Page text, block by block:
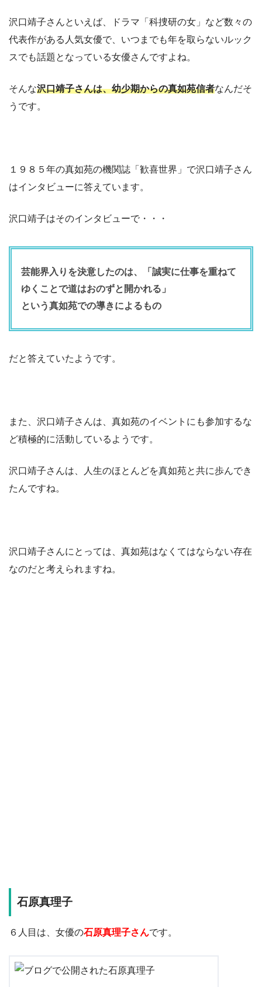
沢口靖子さんといえば、ドラマ「科捜研の女」など数々の
代表作がある人気女優で、いつまでも年を取らないルック
スでも話題となっている女優さんですよね。
そんな沢口靖子さんは、幼少期からの真如苑信者なんだそ
うです。
１９８５年の真如苑の機関誌「歓喜世界」で沢口靖子さん
はインタビューに答えています。
沢口靖子はそのインタビューで・・・
芸能界入りを決意したのは、
「誠実に仕事を重ねて
ゆくことで道はおのずと開かれる」
という真如苑での導きによるもの
だと答えていたようです。
また、沢口靖子さんは、真如苑のイベントにも参加するな
ど積極的に活動しているようです。
沢口靖子さんは、人生のほとんどを真如苑と共に歩んでき
たんですね。
沢口靖子さんにとっては、真如苑はなくてはならない存在
なのだと考えられますね。
石原真理子
６人目は、女優の石原真理子さんです。